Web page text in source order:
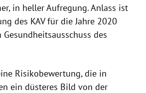
, in heller Aufregung. Anlass ist
des KAVfür die Jahre 2020
des
Risikobewertung, die in
ein düsteres Bild von der